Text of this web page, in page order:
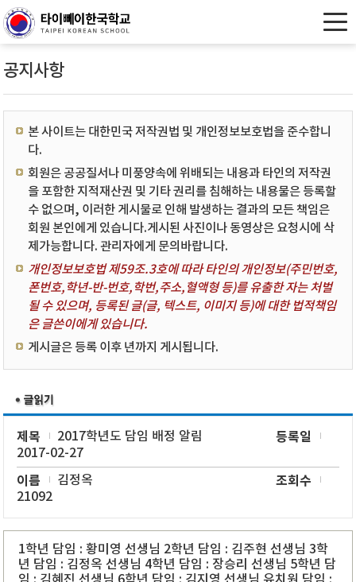
공지사항
본 사이트는 대한민국 저작권법 및 개인정보보호법을 준수합니
다.
회원은 공공질서나 미풍양속에 위배되는 내용과 타인의 저작권
을 포함한 지적재산권 및 기타 권리를 침해하는 내용물은 등록할
수 없으며, 이러한 게시물로 인해 발생하는 결과의 모든 책임은
회원 본인에게 있습니다.게시된 사진이나 동영상은 요청시에 삭
제가능합니다. 관리자에게 문의바랍니다.
개인정보보호법 제59조.3호에 따라 타인의 개인정보(주민번호,
폰번호,학년-반-번호,학번,주소,혈액형 등)를 유출한 자는 처벌
될 수 있으며, 등록된 글(글, 텍스트, 이미지 등)에 대한 법적책임
은 글쓴이에게 있습니다.
게시글은 등록 이후 년까지 게시됩니다.
제목 2017학년도 담임 배정 알림 등록일
2017-02-27
이름 김정옥 조회수
21092
1학년 담임 : 황미영 선생님 2학년 담임 : 김주현 선생님 3학
년 담임 : 김정옥 선생님 4학년 담임 : 장승리 선생님 5학년 담